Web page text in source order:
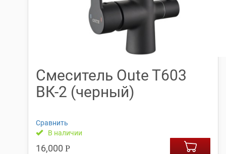
Смеситель Oute T603
ВК-2 (черный)
Сравнить
В наличии
16,000 Р